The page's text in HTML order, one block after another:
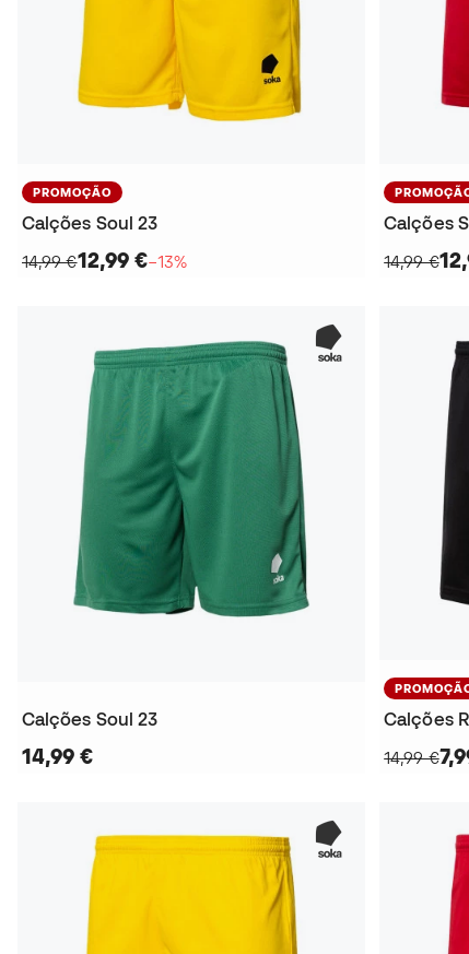
PROMOÇÃO
Calções Soul 23
14,99 €12,99 €−13%
Calções
14,99 €
Calções Soul 23
14,99 €
Calções
14,99 €